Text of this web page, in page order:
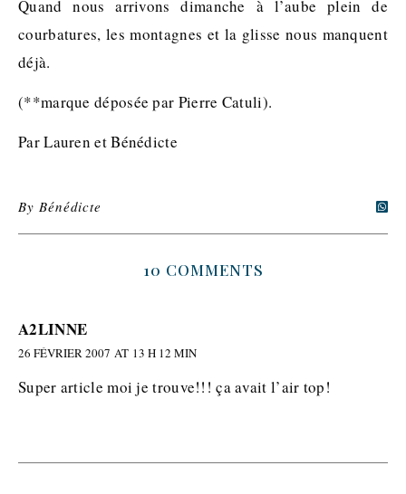
Quand nous arrivons dimanche à l’aube plein de
courbatures, les montagnes et la glisse nous manquent
déjà.
(**marque déposée par Pierre Catuli).
Par Lauren et Bénédicte
ByBénédicte
10 COMMENTS
A2LINNE
26 FÉVRIER 2007 AT 13 H 12 MIN
Super article moi je trouve!!! ça avait l’air top!